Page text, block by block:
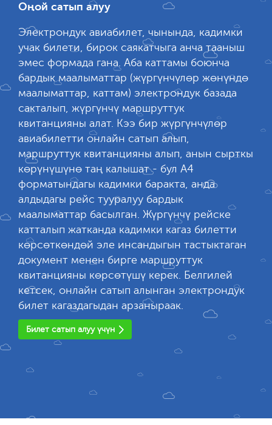
Оңой сатып алуу
Электрондук авиабилет, чынында, кадимки
учак билети, бирок саякатчыга анча тааныш
эмес формада гана. Аба каттамы боюнча
бардык маалыматтар (жүргүнчүлөр жөнүндө
маалыматтар, каттам) электрондук базада
сакталып, жүргүнчү маршруттук
квитанцияны алат. Кээ бир жүргүнчүлөр
авиабилетти онлайн сатып алып,
маршруттук квитанцияны алып, анын сырткы
көрүнүшүнө таң калышат - бул А4
форматындагы кадимки баракта, анда
алдыдагы рейс тууралуу бардык
маалыматтар басылган. Жүргүнчү рейске
катталып жатканда кадимки кагаз билетти
көрсөткөндөй эле инсандыгын тастыктаган
документ менен бирге маршруттук
квитанцияны көрсөтүшү керек. Белгилей
кетсек, онлайн сатып алынган электрондук
билет кагаздагыдан арзаныраак.
Билет сатып алуу үчүн